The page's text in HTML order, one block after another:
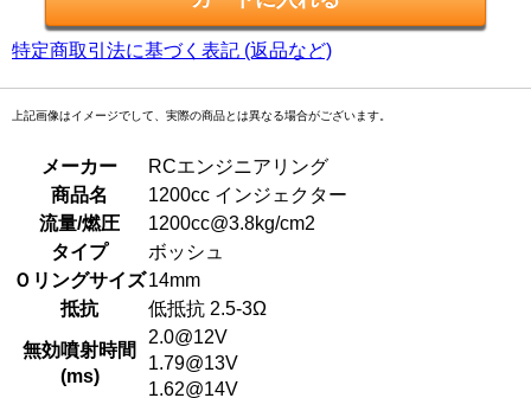
特定商取引法に基づく表記 (返品など)
上記画像はイメージでして、実際の商品とは異なる場合がございます。
メーカー
RCエンジニアリング
商品名
1200cc インジェクター
流量/燃圧
1200cc@3.8kg/cm2
タイプ
ボッシュ
Ｏリングサイズ14mm
抵抗
低抵抗 2.5-3Ω
無効噴射時間
(ms)
2.0@12V
1.79@13V
1.62@14V